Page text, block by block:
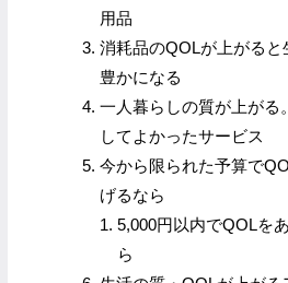
用品
消耗品のQOLが上がると
豊かになる
一人暮らしの質が上がる
してよかったサービス
今から限られた予算で
げるなら
5,000円以内でQOLを
ら